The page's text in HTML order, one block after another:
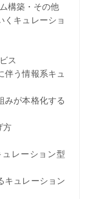
構築・その他
キュレーショ
ス
情報系キュ
本格化する
ーション型
レーション